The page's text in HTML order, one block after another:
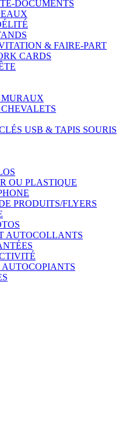
DOCUMENTS
& FAIRE-PART
CARDS
USB & TAPIS SOURIS
OU PLASTIQUE
PRODUITS/FLYERS
AUTOCOLLANTS